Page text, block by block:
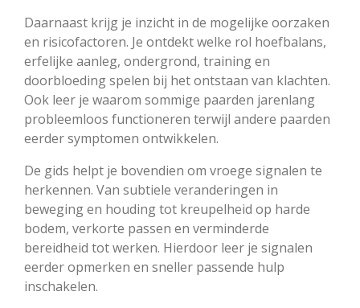
Daarnaast krijg je inzicht in de mogelijke oorzaken
en risicofactoren. Je ontdekt welke rol hoefbalans,
erfelijke aanleg, ondergrond, training en
doorbloeding spelen bij het ontstaan van klachten.
Ook leer je waarom sommige paarden jarenlang
probleemloos functioneren terwijl andere paarden
eerder symptomen ontwikkelen.
De gids helpt je bovendien om vroege signalen te
herkennen. Van subtiele veranderingen in
beweging en houding tot kreupelheid op harde
bodem, verkorte passen en verminderde
bereidheid tot werken. Hierdoor leer je signalen
eerder opmerken en sneller passende hulp
inschakelen.